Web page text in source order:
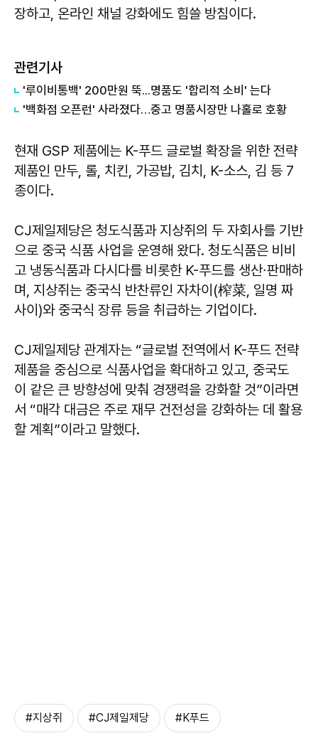
장하고, 온라인 채널 강화에도 힘쓸 방침이다.
관련기사
'루이비통백' 200만원 뚝...명품도 '합리적 소비' 는다
'백화점 오픈런' 사라졌다…중고 명품시장만 나홀로 호황
현재 GSP 제품에는 K-푸드 글로벌 확장을 위한 전략
제품인 만두, 롤, 치킨, 가공밥, 김치, K-소스, 김 등 7
종이다.
CJ제일제당은 청도식품과 지상쥐의 두 자회사를 기반
으로 중국 식품 사업을 운영해 왔다. 청도식품은 비비
고 냉동식품과 다시다를 비롯한 K-푸드를 생산∙판매하
며, 지상쥐는 중국식 반찬류인 자차이(榨菜, 일명 짜
사이)와 중국식 장류 등을 취급하는 기업이다.
CJ제일제당 관계자는 “글로벌 전역에서 K-푸드 전략
제품을 중심으로 식품사업을 확대하고 있고, 중국도
이 같은 큰 방향성에 맞춰 경쟁력을 강화할 것”이라면
서 “매각 대금은 주로 재무 건전성을 강화하는 데 활용
할 계획”이라고 말했다.
#지상쥐 #CJ제일제당 #K푸드